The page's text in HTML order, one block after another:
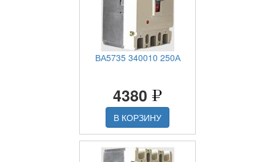
ВА5735 340010 250А
4380
В КОРЗИНУ